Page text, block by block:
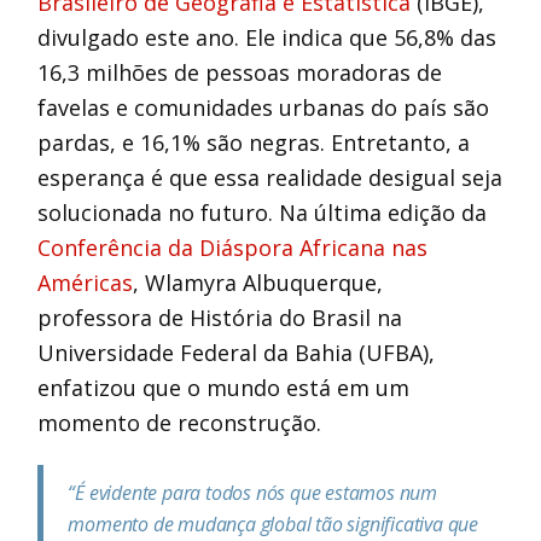
divulgado este ano. Ele indica que 56,8% das
16,3 milhões de pessoas moradoras de
favelas e comunidades urbanas do país são
pardas, e 16,1% são negras. Entretanto, a
esperança é que essa realidade desigual seja
solucionada no futuro. Na última edição da
Conferência da Diáspora Africana nas
Américas, Wlamyra Albuquerque,
professora de História do Brasil na
Universidade Federal da Bahia (UFBA),
enfatizou que o mundo está em um
momento de reconstrução.
“É evidente para todos nós que estamos num
momento de mudança global tão significativa que